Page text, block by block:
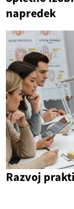
napredek
Razvoj